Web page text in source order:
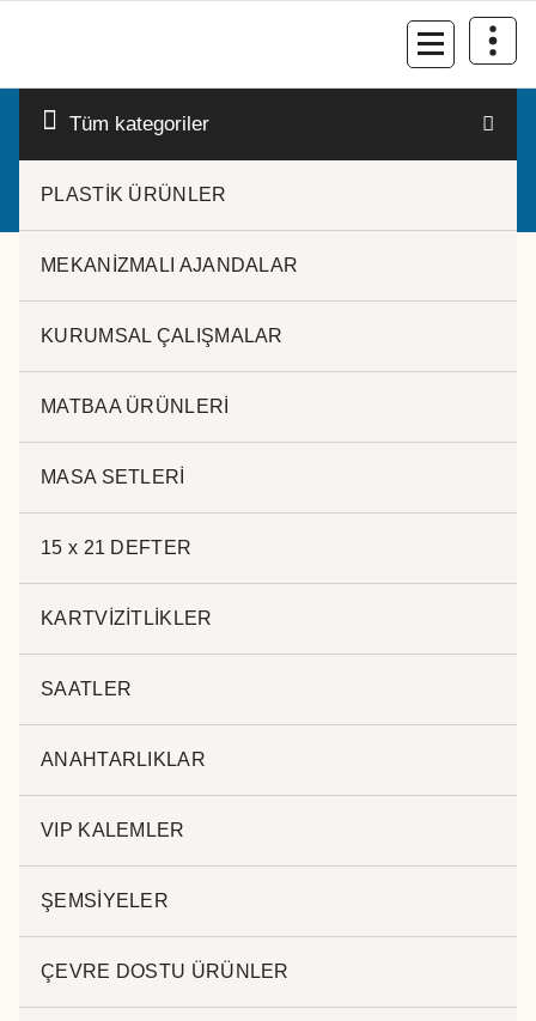
Tüm kategoriler
PLASTİK ÜRÜNLER
MEKANİZMALI AJANDALAR
KURUMSAL ÇALIŞMALAR
MATBAA ÜRÜNLERİ
MASA SETLERİ
15 x 21 DEFTER
KARTVİZİTLİKLER
SAATLER
ANAHTARLIKLAR
VIP KALEMLER
ŞEMSİYELER
ÇEVRE DOSTU ÜRÜNLER
5.000 mAh Magsafe
22.5W Hızlı Sarjlı
15W Hızlı Wireless Powerbank
Kategoriler:MAGSAFE KABLOSUZ ŞARJ Etiketler:
kablosuz şarj,magsafe hızlı şarj
Açıklama
Açıklama